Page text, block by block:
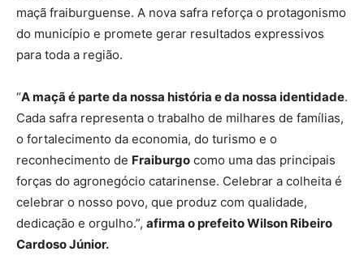
maçã fraiburguense. A nova safra reforça o protagonismo
do município e promete gerar resultados expressivos
para toda a região.
“A maçã é parte da nossa história e da nossa identidade.
Cada safra representa o trabalho de milhares de famílias,
o fortalecimento da economia, do turismo e o
reconhecimento de Fraiburgo como uma das principais
forças do agronegócio catarinense. Celebrar a colheita é
celebrar o nosso povo, que produz com qualidade,
dedicação e orgulho.”, afirma o prefeito Wilson Ribeiro
Cardoso Júnior.